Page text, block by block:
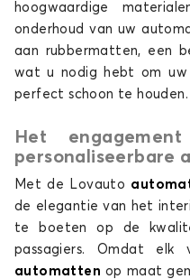
Automatten
hoogwaardige
onderhoud van uw
aan rubbermatten, een
wat u nodig hebt om uw
perfect schoon te houden.
Het
personaliseerbare
Met de Lovauto
de elegantie van het
te boeten op de
passagiers. Omdat elk
automatten op maat